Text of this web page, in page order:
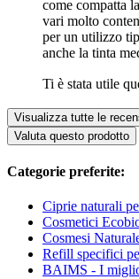
come compatta
vari molto
per un utilizzo
anche la tinta
Ti è stata utile
Visualizza tutte le
Valuta questo prodotto
Categorie preferite:
Ciprie naturali
Cosmetici
Cosmesi
Refill specifici
BAIMS - I